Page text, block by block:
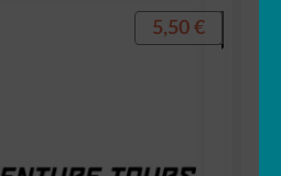
5,50 €